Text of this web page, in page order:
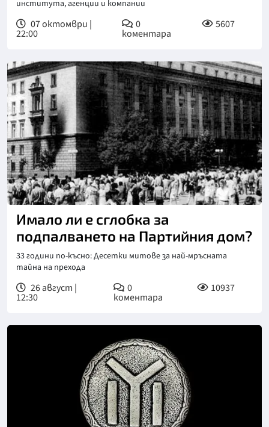
института, агенции и компании
07 октомври |
22:00
0
коментара
5607
Имало ли е сглобка за
подпалването на Партийния дом?
33 години по-късно: Десетки митове за най-мръсната
тайна на прехода
26 август |
12:30
0
коментара
10937